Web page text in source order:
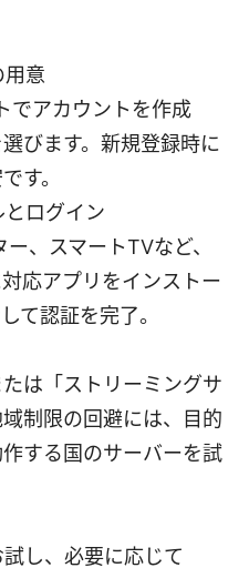
用意
でアカウントを作成
びます。新規登録時に
す。
ログイン
、スマートTVなど、
応アプリをインストー
て認証を完了。
たは「ストリーミングサ
制限の回避には、目的
する国のサーバーを試
し、必要に応じて